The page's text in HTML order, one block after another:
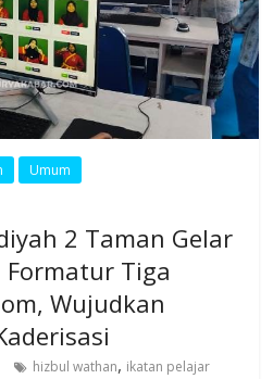
Umum
2 Taman Gelar
Formatur Tiga
Wujudkan
hizbul wathan, ikatan pelajar